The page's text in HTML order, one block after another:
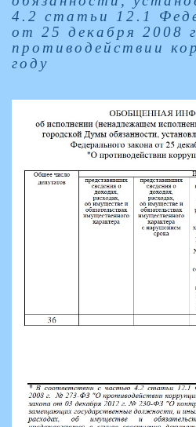
4.2 статьи 12.1
от 25 декабря
противодействии
году